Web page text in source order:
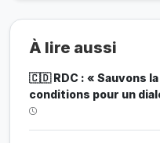
À lire aussi
🇨🇩 RDC : « Sauvons
conditions pour un